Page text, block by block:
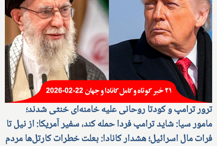
ترور ترامپ و کودتا روحانی علیه خامنه‌ای خنثی شدند؛
مامور سیا: شاید ترامپ فردا حمله کند، سفیر آمریکا: از نیل تا
فرات مال اسرائیل؛ هشدار کانادا: بعلت خطرات کارتل‌ها مردم